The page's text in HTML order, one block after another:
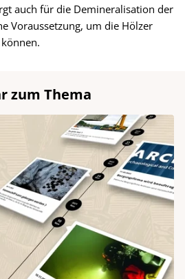
auch für die Demineralisation der
Voraussetzung, um die Hölzer
zum Thema